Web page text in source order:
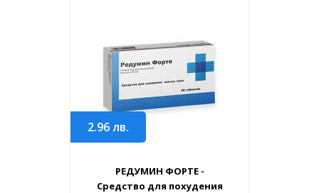
2.96лв.
РЕДУМИН ФОРТЕ -
Средство для похудения